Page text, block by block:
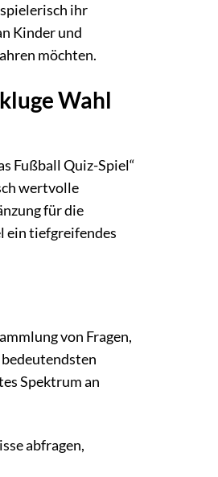
ihr
Kinder und
möchten.
Wahl
Fußball Quiz-Spiel“
wertvolle
für die
ein tiefgreifendes
von Fragen,
bedeutendsten
Spektrum an
abfragen,